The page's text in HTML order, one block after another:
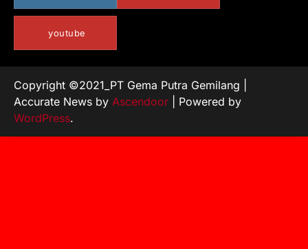
youtube
Copyright ©2021_PT Gema Putra Gemilang |
Accurate News by Ascendoor | Powered by
WordPress.